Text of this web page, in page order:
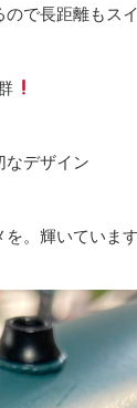
で長距離もス
なデザイン
。輝いています